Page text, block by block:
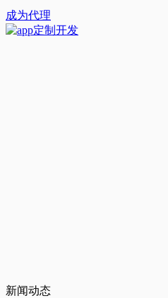
成为代理
新闻动态